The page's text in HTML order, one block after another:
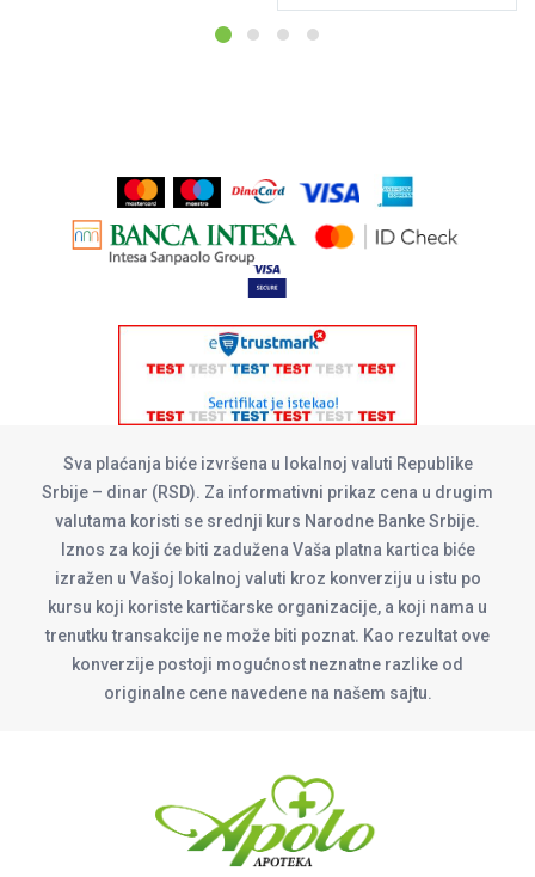
Sva plaćanja biće izvršena u lokalnoj valuti Republike
Srbije – dinar (RSD). Za informativni prikaz cena u drugim
valutama koristi se srednji kurs Narodne Banke Srbije.
Iznos za koji će biti zadužena Vaša platna kartica biće
izražen u Vašoj lokalnoj valuti kroz konverziju u istu po
kursu koji koriste kartičarske organizacije, a koji nama u
trenutku transakcije ne može biti poznat. Kao rezultat ove
konverzije postoji mogućnost neznatne razlike od
originalne cene navedene na našem sajtu.